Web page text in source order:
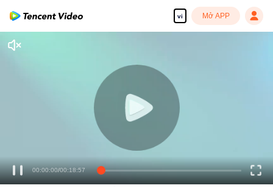
vi Mở APP
00:00:00/00:18:57